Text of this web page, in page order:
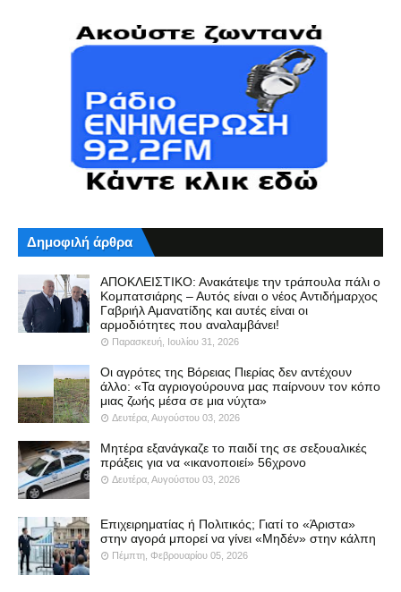
Δημοφιλή άρθρα
ΑΠΟΚΛΕΙΣΤΙΚΟ: Ανακάτεψε την τράπουλα πάλι ο
Κομπατσιάρης – Αυτός είναι ο νέος Αντιδήμαρχος
Γαβριήλ Αμανατίδης και αυτές είναι οι
αρμοδιότητες που αναλαμβάνει!
Παρασκευή, Ιουλίου 31, 2026
Οι αγρότες της Βόρειας Πιερίας δεν αντέχουν
άλλο: «Τα αγριογούρουνα μας παίρνουν τον κόπο
μιας ζωής μέσα σε μια νύχτα»
Δευτέρα, Αυγούστου 03, 2026
Μητέρα εξανάγκαζε το παιδί της σε σεξουαλικές
πράξεις για να «ικανοποιεί» 56χρονο
Δευτέρα, Αυγούστου 03, 2026
Επιχειρηματίας ή Πολιτικός; Γιατί το «Άριστα»
στην αγορά μπορεί να γίνει «Μηδέν» στην κάλπη
Πέμπτη, Φεβρουαρίου 05, 2026